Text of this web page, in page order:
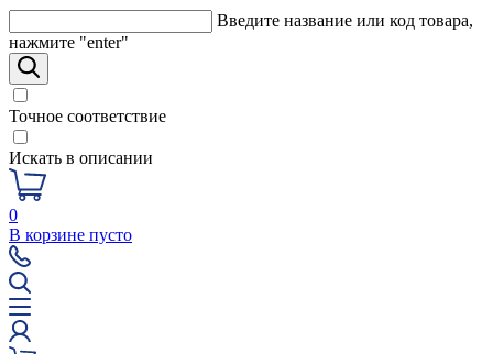
Введите название или код товара,
нажмите "enter"
Точное соответствие
Искать в описании
0
В корзине пусто